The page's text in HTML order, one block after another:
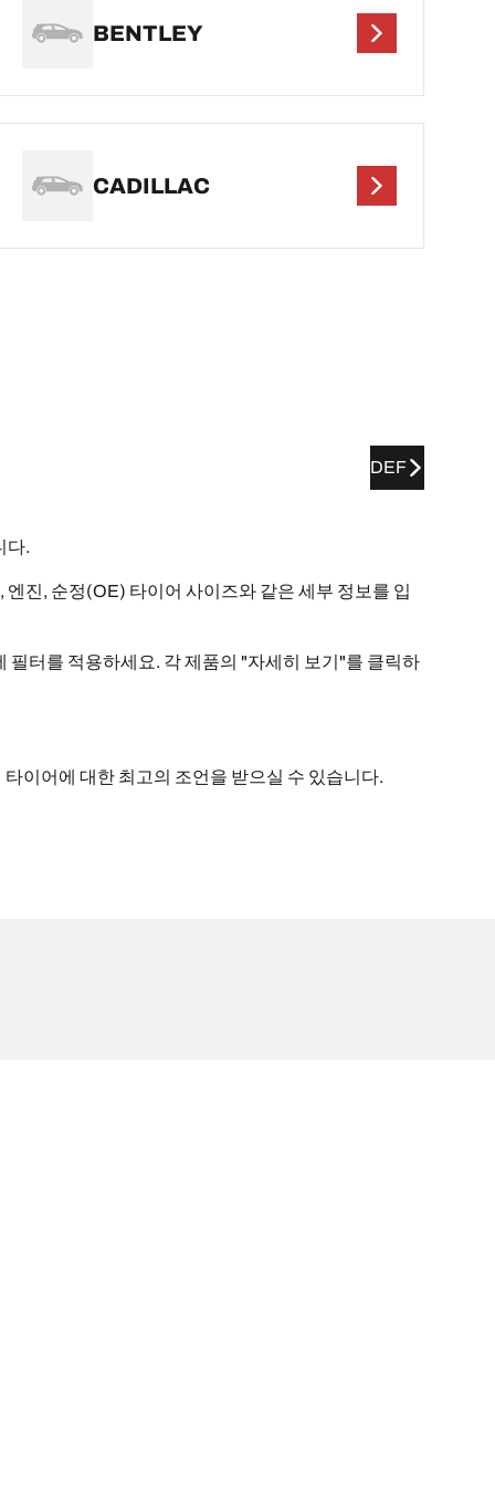
BENTLEY
CADILLAC
DEF
다.
진, 순정(OE) 타이어 사이즈와 같은 세부 정보를 입
필터를 적용하세요. 각 제품의 "자세히 보기"를 클릭하
이어에 대한 최고의 조언을 받으실 수 있습니다.